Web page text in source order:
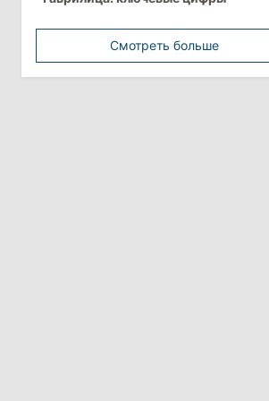
минимальной зарплатой
Политика
Анна Ревенко уходит с поста главы
Смотреть больше